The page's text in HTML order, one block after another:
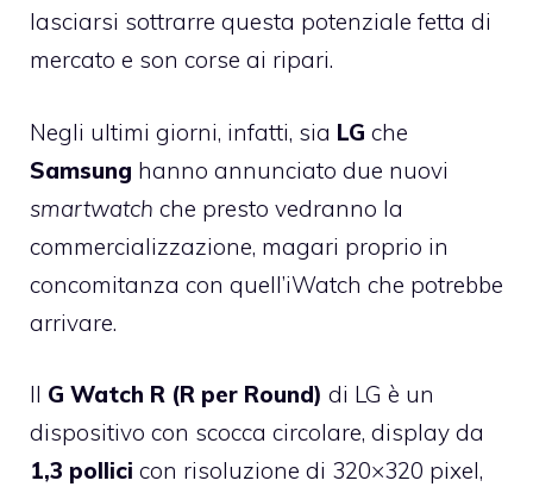
lasciarsi sottrarre questa potenziale fetta di
mercato e son corse ai ripari.
Negli ultimi giorni, infatti, sia LG che
Samsung hanno annunciato due nuovi
smartwatch che presto vedranno la
commercializzazione, magari proprio in
concomitanza con quell’iWatch che potrebbe
arrivare.
Il G Watch R (R per Round) di LG è un
dispositivo con scocca circolare, display da
1,3 pollici con risoluzione di 320×320 pixel,